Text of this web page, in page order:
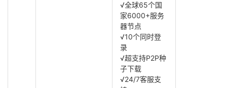
√全球65个国
家6000+服务
器节点
√10个同时登
录
√超支持P2P种
子下载
√24/7客服支